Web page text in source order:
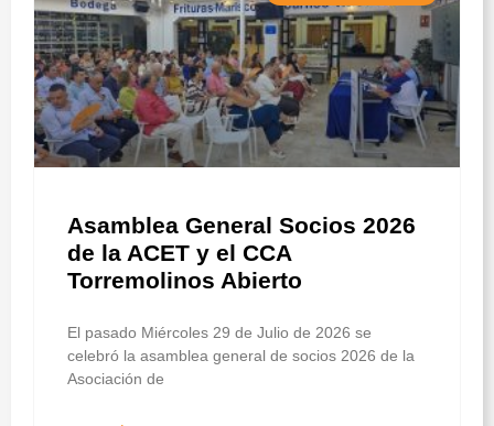
Asamblea General Socios 2026
de la ACET y el CCA
Torremolinos Abierto
El pasado Miércoles 29 de Julio de 2026 se
celebró la asamblea general de socios 2026 de la
Asociación de